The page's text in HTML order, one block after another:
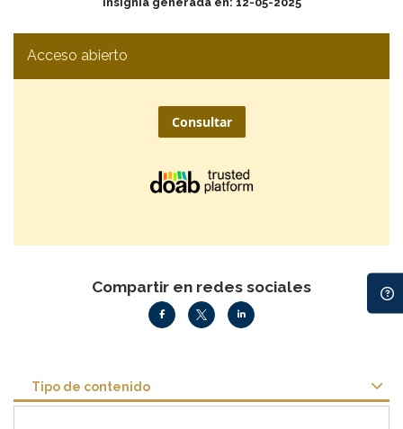
Acceso abierto
Consultar
Compartir en redes sociales
Tipo de contenido